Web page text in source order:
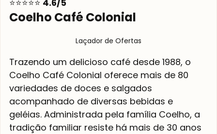
⭐⭐⭐⭐⭐ 4.6/5
Coelho Café Colonial
Laçador de Ofertas
Trazendo um delicioso café desde 1988, o
Coelho Café Colonial oferece mais de 80
variedades de doces e salgados
acompanhado de diversas bebidas e
geléias. Administrada pela família Coelho, a
tradição familiar resiste há mais de 30 anos